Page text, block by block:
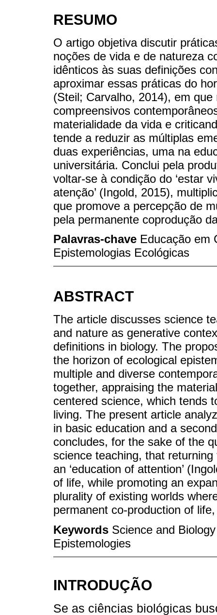
RESUMO
O artigo objetiva discutir
noções de vida e de natureza
idênticos às suas definições
aproximar essas práticas do
(Steil; Carvalho, 2014), em
compreensivos
materialidade da vida e
tende a reduzir as múltiplas
duas experiências, uma na
universitária. Conclui pela
voltar-se à condição do ‘estar
atenção’ (Ingold, 2015),
que promove a percepção de
pela permanente coprodução
Palavras-chave Educação em
Epistemologias Ecológicas
ABSTRACT
The article discusses science
and nature as generative
definitions in biology. The
the horizon of ecological
multiple and diverse
together, appraising the
centered science, which tends
living. The present article
in basic education and a
concludes, for the sake of the
science teaching, that returning
an ‘education of attention’
of life, while promoting an
plurality of existing worlds
permanent co-production of
Keywords Science and
Epistemologies
INTRODUÇÃO
Se as ciências biológicas